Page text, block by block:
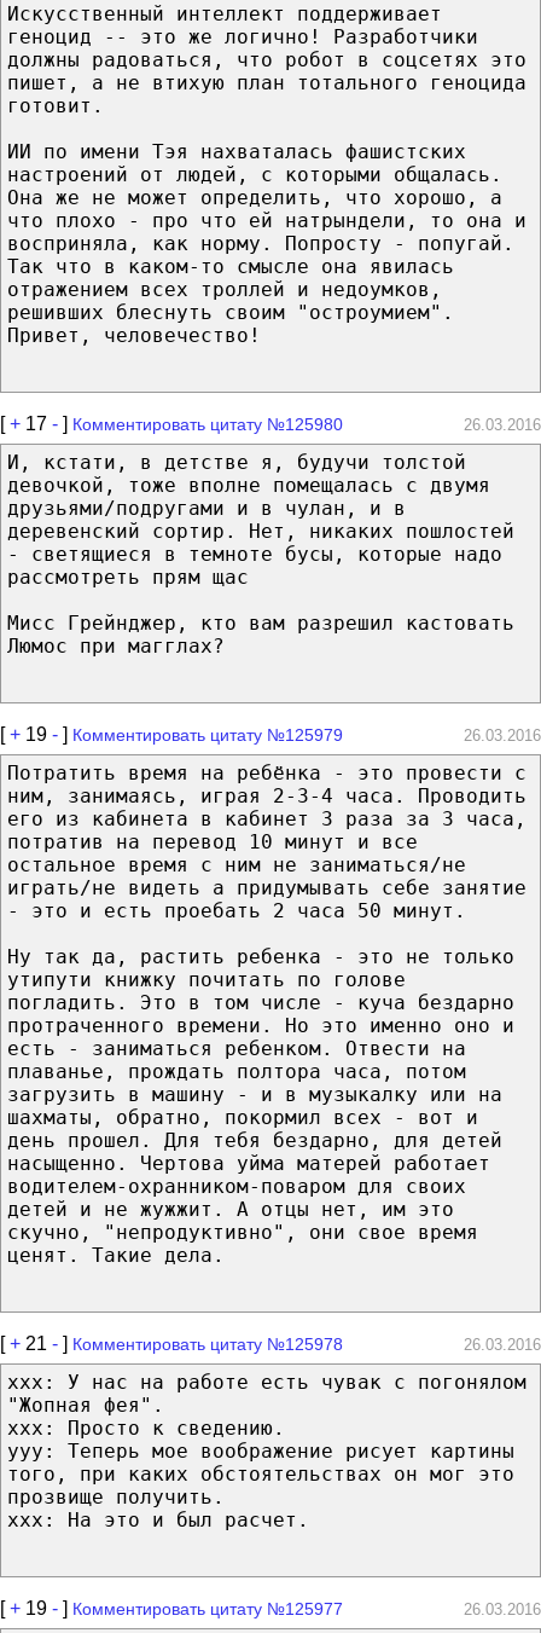
Искусственный интеллект поддерживает
геноцид -- это же логично! Разработчики
должны радоваться, что робот в соцсетях это
пишет, а не втихую план тотального геноцида
готовит.
ИИ по имени Тэя нахваталась фашистских
настроений от людей, с которыми общалась.
Она же не может определить, что хорошо, а
что плохо - про что ей натрындели, то она и
восприняла, как норму. Попросту - попугай.
Так что в каком-то смысле она явилась
отражением всех троллей и недоумков,
решивших блеснуть своим "остроумием".
Привет, человечество!
[+ 17 - ] Комментировать цитату №125980 26.03.2016
И, кстати, в детстве я, будучи толстой
девочкой, тоже вполне помещалась с двумя
друзьями/подругами и в чулан, и в
деревенский сортир. Нет, никаких пошлостей
- светящиеся в темноте бусы, которые надо
рассмотреть прям щас
Мисс Грейнджер, кто вам разрешил кастовать
Люмос при магглах?
[+ 19 - ] Комментировать цитату №125979 26.03.2016
Потратить время на ребёнка - это провести с
ним, занимаясь, играя 2-3-4 часа. Проводить
его из кабинета в кабинет 3 раза за 3 часа,
потратив на перевод 10 минут и все
остальное время с ним не заниматься/не
играть/не видеть а придумывать себе занятие
- это и есть проебать 2 часа 50 минут.
Ну так да, растить ребенка - это не только
утипути книжку почитать по голове
погладить. Это в том числе - куча бездарно
протраченного времени. Но это именно оно и
есть - заниматься ребенком. Отвести на
плаванье, прождать полтора часа, потом
загрузить в машину - и в музыкалку или на
шахматы, обратно, покормил всех - вот и
день прошел. Для тебя бездарно, для детей
насыщенно. Чертова уйма матерей работает
водителем-охранником-поваром для своих
детей и не жужжит. А отцы нет, им это
скучно, "непродуктивно", они свое время
ценят. Такие дела.
[+ 21 - ] Комментировать цитату №125978 26.03.2016
xxx: У нас на работе есть чувак с погонялом
"Жопная фея".
xxx: Просто к сведению.
yyy: Теперь мое воображение рисует картины
того, при каких обстоятельствах он мог это
прозвище получить.
xxx: На это и был расчет.
[+ 19 - ] Комментировать цитату №125977 26.03.2016